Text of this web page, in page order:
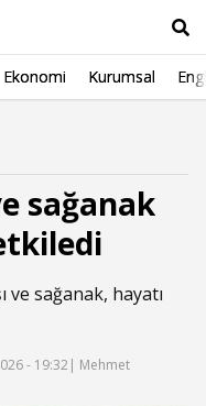
Ekonomi Kurumsal
sağanak
ve sağanak, hayatı
- 19:32 | Mehmet